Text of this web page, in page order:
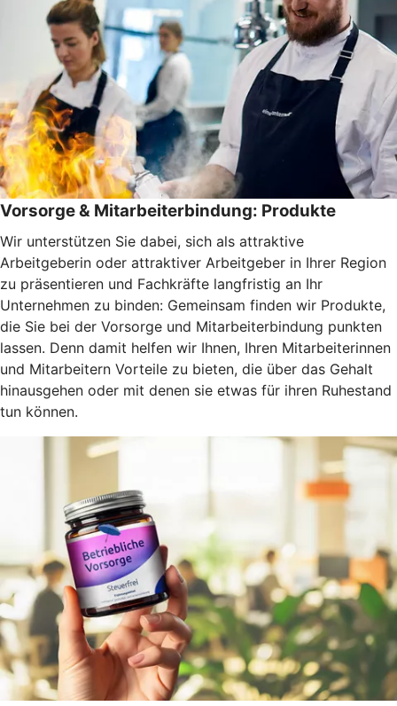
Vorsorge & Mitarbeiterbindung: Produkte
Wir unterstützen Sie dabei, sich als attraktive
Arbeitgeberin oder attraktiver Arbeitgeber in Ihrer Region
zu präsentieren und Fachkräfte langfristig an Ihr
Unternehmen zu binden: Gemeinsam finden wir Produkte,
die Sie bei der Vorsorge und Mitarbeiterbindung punkten
lassen. Denn damit helfen wir Ihnen, Ihren Mitarbeiterinnen
und Mitarbeitern Vorteile zu bieten, die über das Gehalt
hinausgehen oder mit denen sie etwas für ihren Ruhestand
tun können.